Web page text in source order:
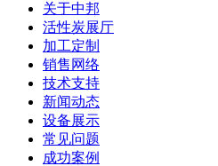
关于中邦
活性炭展厅
加工定制
销售网络
技术支持
新闻动态
设备展示
常见问题
成功案例